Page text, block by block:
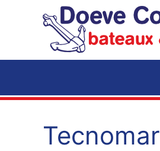
Accéder au contenu principal
Tecnomar